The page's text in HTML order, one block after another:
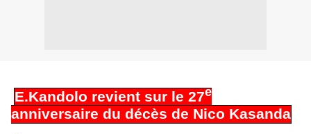
E.Kandolo revient sur le 27e
anniversaire du décès de Nico Kasanda